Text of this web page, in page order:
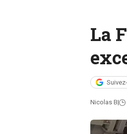
La
Nicolas B